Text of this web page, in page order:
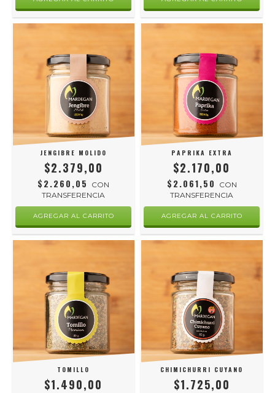
JENGIBRE MOLIDO
$2.379,00
$2.260,05
CON
TRANSFERENCIA
PAPRIKA EXTRA
$2.170,00
$2.061,50
CON
TRANSFERENCIA
TOMILLO
$1.490,00
CHIMICHURRI CUYANO
$1.725,00